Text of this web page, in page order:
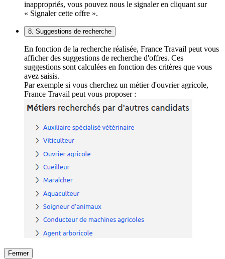
inappropriés, vous pouvez nous le signaler en cliquant sur
« Signaler cette offre ».
8. Suggestions de recherche
En fonction de la recherche réalisée, France Travail peut vous
afficher des suggestions de recherche d'offres. Ces
suggestions sont calculées en fonction des critères que vous
avez saisis.
Par exemple si vous cherchez un métier d'ouvrier agricole,
France Travail peut vous proposer :
Fermer